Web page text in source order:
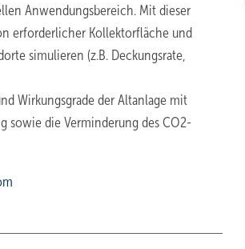
Anwendungsbereich. Mit dieser
erforderlicher Kollektorfläche und
simulieren (z.B. Deckungsrate,
Wirkungsgrade der Altanlage mit
sowie die Verminderung des CO2-